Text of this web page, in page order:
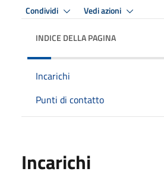
Condividi Vedi azioni
INDICE DELLA PAGINA
Incarichi
Punti di contatto
Incarichi